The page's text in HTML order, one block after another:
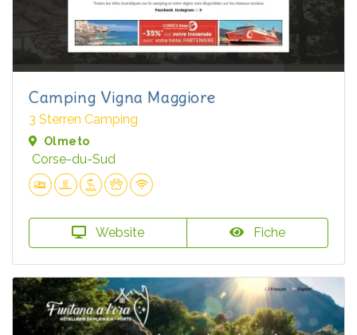
Camping Vigna Maggiore
3 Sterren Camping
Olmeto
Corse-du-Sud
Website Fiche